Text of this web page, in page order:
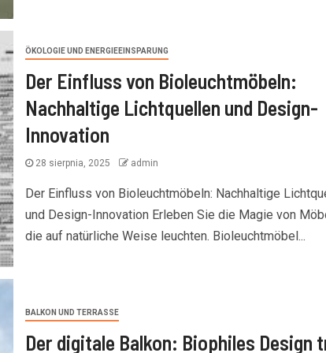
ÖKOLOGIE UND ENERGIEEINSPARUNG
Der Einfluss von Bioleuchtmöbeln:
Nachhaltige Lichtquellen und Design-
Innovation
28 sierpnia, 2025 admin
Der Einfluss von Bioleuchtmöbeln: Nachhaltige
und Design-Innovation Erleben Sie die Magie von
die auf natürliche Weise leuchten. Bioleuchtmöbel...
BALKON UND TERRASSE
Der digitale Balkon: Biophiles Design
MÖBEL UND ACCESSOIRES